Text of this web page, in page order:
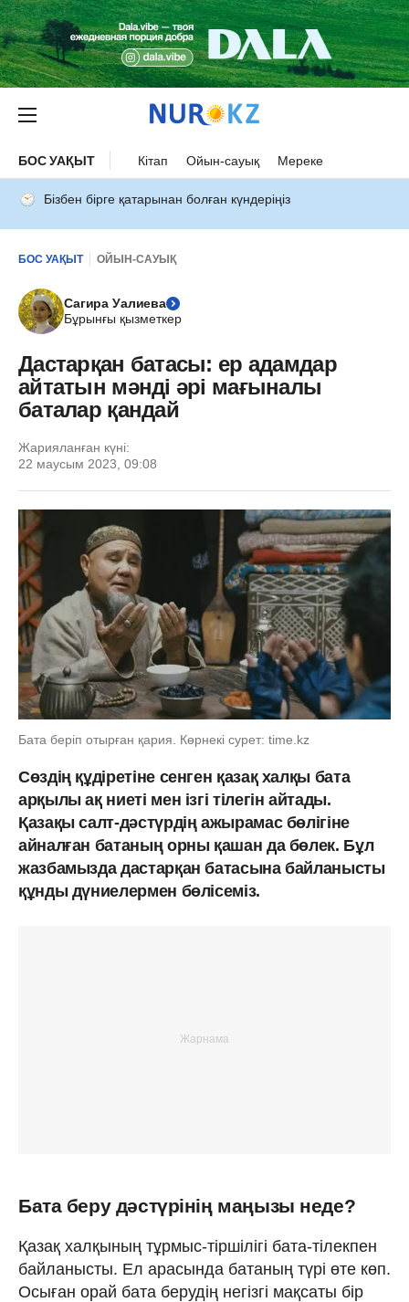
БОС УАҚЫТ Кітап Ойын-сауық Мереке
Бізбен бірге қатарынан болған күндеріңіз
БОС УАҚЫТ ОЙЫН-САУЫҚ
Сагира Уалиева
Бұрынғы қызметкер
Дастарқан батасы: ер адамдар
айтатын мәнді әрі мағыналы
баталар қандай
Жарияланған күні:
22 маусым 2023, 09:08
Бата беріп отырған қария. Көрнекі сурет: time.kz
Сөздің құдіретіне сенген қазақ халқы бата
арқылы ақ ниеті мен ізгі тілегін айтады.
Қазақы салт-дәстүрдің ажырамас бөлігіне
айналған батаның орны қашан да бөлек. Бұл
жазбамызда дастарқан батасына байланысты
құнды дүниелермен бөлісеміз.
Бата беру дәстүрінің маңызы неде?
Қазақ халқының тұрмыс-тіршілігі бата-тілекпен
байланысты. Ел арасында батаның түрі өте көп.
Осыған орай бата берудің негізгі мақсаты бір